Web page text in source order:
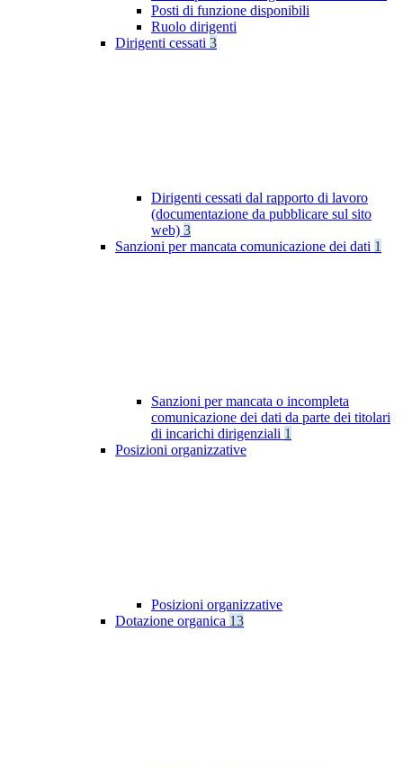
Posti di funzione disponibili
Ruolo dirigenti
Dirigenti cessati 3
Dirigenti cessati dal rapporto di lavoro
(documentazione da pubblicare sul sito
web) 3
Sanzioni per mancata comunicazione dei dati 1
Sanzioni per mancata o incompleta
comunicazione dei dati da parte dei titolari
di incarichi dirigenziali 1
Posizioni organizzative
Posizioni organizzative
Dotazione organica 13